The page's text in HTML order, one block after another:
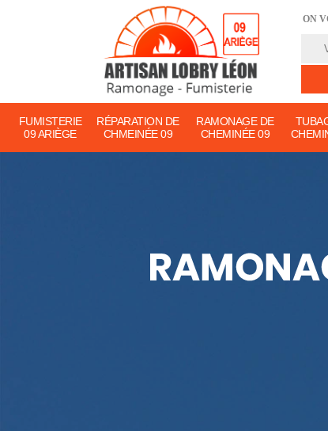
ON
FUMISTERIE
09 ARIÈGE
RÉPARATION DE
CHMEINÉE 09
RAMONAGE DE
CHEMINÉE 09